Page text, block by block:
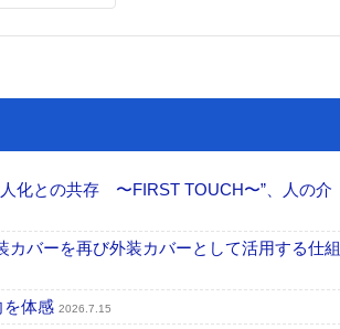
化との共存 〜FIRST TOUCH〜”、人の介
バーを再び外装カバーとして活用する仕組
を体感 2026.7.15